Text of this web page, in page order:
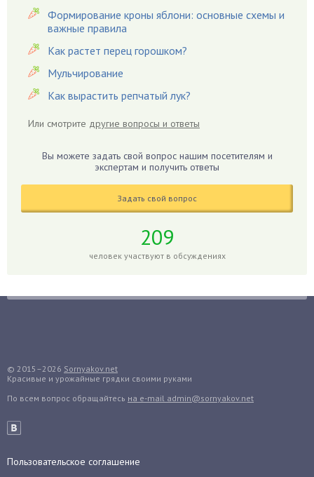
Вредители
Гардения
Гацания
Гвоздики
Георгины
Гиацинт
Гладиолусы
Гранат
Грядки
Гуава
Декабрист
Формирование кроны яблони: основные схемы и
важные правила
Как растет перец горошком?
Мульчирование
Как вырастить репчатый лук?
Или смотрите другие вопросы и ответы
Вы можете задать свой вопрос нашим посетителям и
экспертам и получить ответы
Задать свой вопрос
209
человек участвуют в обсуждениях
© 2015–2026 Sornyakov.net
Красивые и урожайные грядки своими руками
По всем вопрос обращайтесь на e-mail admin@sornyakov.net
Пользовательское соглашение